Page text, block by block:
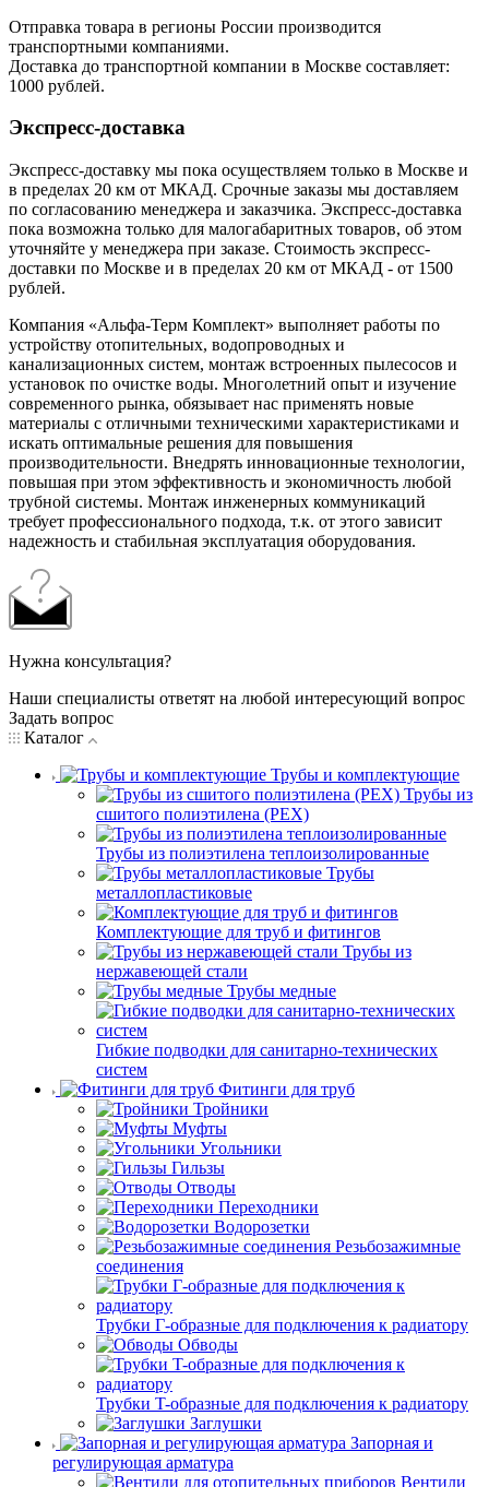
Отправка товара в регионы России производится
транспортными компаниями.
Доставка до транспортной компании в Москве составляет:
1000 рублей.
Экспресс-доставка
Экспресс-доставку мы пока осуществляем только в Москве и
в пределах 20 км от МКАД. Срочные заказы мы доставляем
по согласованию менеджера и заказчика. Экспресс-доставка
пока возможна только для малогабаритных товаров, об этом
уточняйте у менеджера при заказе. Стоимость экспресс-
доставки по Москве и в пределах 20 км от МКАД - от 1500
рублей.
Компания «Альфа-Терм Комплект» выполняет работы по
устройству отопительных, водопроводных и
канализационных систем, монтаж встроенных пылесосов и
установок по очистке воды. Многолетний опыт и изучение
современного рынка, обязывает нас применять новые
материалы с отличными техническими характеристиками и
искать оптимальные решения для повышения
производительности. Внедрять инновационные технологии,
повышая при этом эффективность и экономичность любой
трубной системы. Монтаж инженерных коммуникаций
требует профессионального подхода, т.к. от этого зависит
надежность и стабильная эксплуатация оборудования.
Нужна консультация?
Наши специалисты ответят на любой интересующий вопрос
Задать вопрос
Каталог
Трубы и комплектующие
Трубы из
сшитого полиэтилена (PEX)
Трубы из полиэтилена теплоизолированные
Трубы
металлопластиковые
Комплектующие для труб и фитингов
Трубы из
нержавеющей стали
Трубы медные
Гибкие подводки для санитарно-технических
систем
Фитинги для труб
Тройники
Муфты
Угольники
Гильзы
Отводы
Переходники
Водорозетки
Резьбозажимные
соединения
Трубки Г-образные для подключения к радиатору
Обводы
Трубки T-образные для подключения к радиатору
Заглушки
Запорная и
регулирующая арматура
Вентили